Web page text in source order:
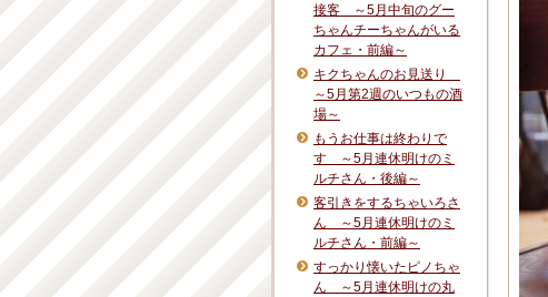
接客 ～5月中旬のグー
ちゃんチーちゃんがいる
カフェ・前編～
キクちゃんのお見送り
～5月第2週のいつもの酒
場～
もうお仕事は終わりで
す ～5月連休明けのミ
ルチさん・後編～
客引きをするちゃいろさ
ん ～5月連休明けのミ
ルチさん・前編～
すっかり懐いたピノちゃ
ん ～5月連休明けの丸